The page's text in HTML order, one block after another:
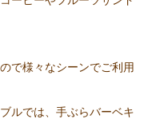
で様々なシーンでご利用
ルでは、手ぶらバーベキ